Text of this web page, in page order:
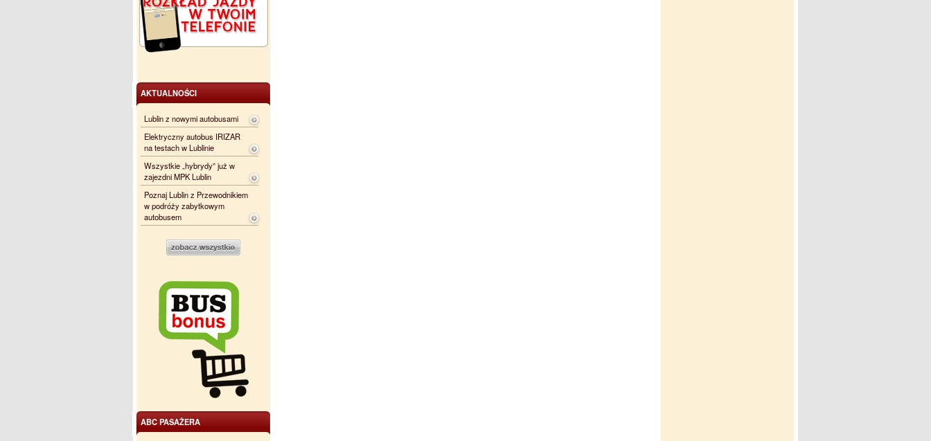
AKTUALNOŚCI
Lublin z nowymi autobusami
Elektryczny autobus IRIZAR
na testach w Lublinie
Wszystkie „hybrydy” już w
zajezdni MPK Lublin
Poznaj Lublin z Przewodnikiem
w podróży zabytkowym
autobusem
ABC PASAŻERA